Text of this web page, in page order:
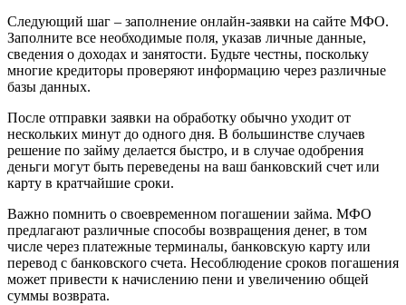
Следующий шаг – заполнение онлайн-заявки на сайте МФО.
Заполните все необходимые поля, указав личные данные,
сведения о доходах и занятости. Будьте честны, поскольку
многие кредиторы проверяют информацию через различные
базы данных.
После отправки заявки на обработку обычно уходит от
нескольких минут до одного дня. В большинстве случаев
решение по займу делается быстро, и в случае одобрения
деньги могут быть переведены на ваш банковский счет или
карту в кратчайшие сроки.
Важно помнить о своевременном погашении займа. МФО
предлагают различные способы возвращения денег, в том
числе через платежные терминалы, банковскую карту или
перевод с банковского счета. Несоблюдение сроков погашения
может привести к начислению пени и увеличению общей
суммы возврата.